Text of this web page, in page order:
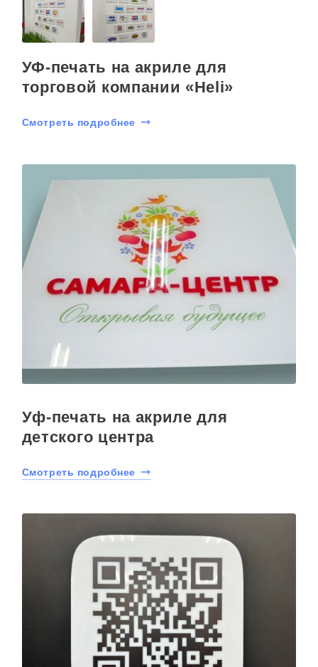
УФ-печать на акриле для
торговой компании «Heli»
Смотреть подробнее
Уф-печать на акриле для
детского центра
Смотреть подробнее